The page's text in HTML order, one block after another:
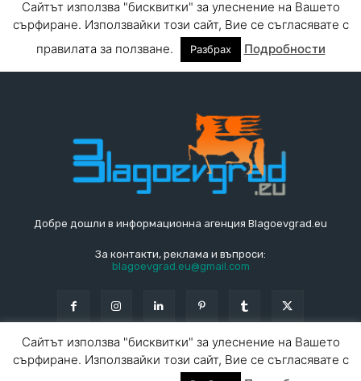
Добре дошли в информационна агенция Blagoevgrad.eu
За контакти, реклама и въпроси:
blagoevgrad.eu@gmail.com
Общи условия
Сайтът използва "бисквитки" за улеснение на Вашето
сърфиране. Използвайки този сайт, Вие се съгласявате с